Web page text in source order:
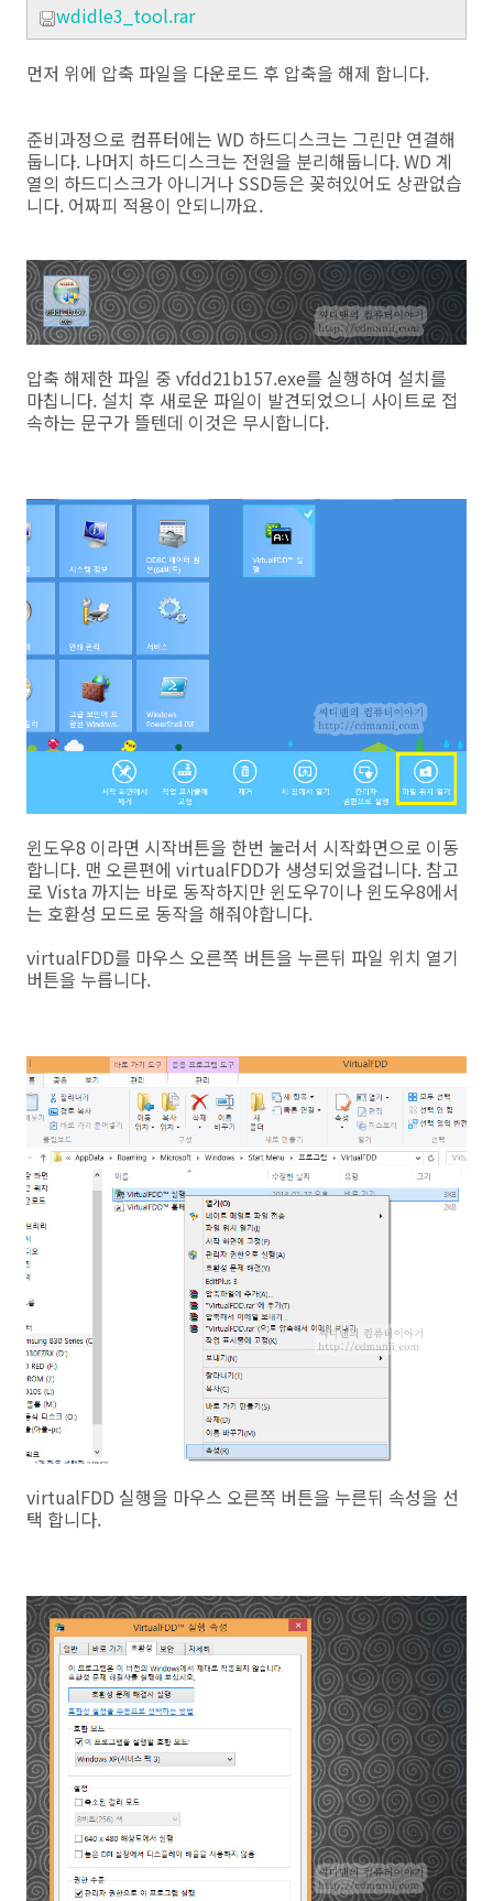
wdidle3_tool.rar
먼저 위에 압축 파일을 다운로드 후 압축을 해제 합니다.
준비과정으로 컴퓨터에는 WD 하드디스크는 그린만 연결해
둡니다. 나머지 하드디스크는 전원을 분리해둡니다. WD 계
열의 하드디스크가 아니거나 SSD등은 꽂혀있어도 상관없습
니다. 어짜피 적용이 안되니까요.
압축 해제한 파일 중 vfdd21b157.exe를 실행하여 설치를
마칩니다. 설치 후 새로운 파일이 발견되었으니 사이트로 접
속하는 문구가 뜰텐데 이것은 무시합니다.
윈도우8 이라면 시작버튼을 한번 눌러서 시작화면으로 이동
합니다. 맨 오른편에 virtualFDD가 생성되었을겁니다. 참고
로 Vista 까지는 바로 동작하지만 윈도우7이나 윈도우8에서
는 호환성 모드로 동작을 해줘야합니다.
virtualFDD를 마우스 오른쪽 버튼을 누른뒤 파일 위치 열기
버튼을 누릅니다.
virtualFDD 실행을 마우스 오른쪽 버튼을 누른뒤 속성을 선
택 합니다.